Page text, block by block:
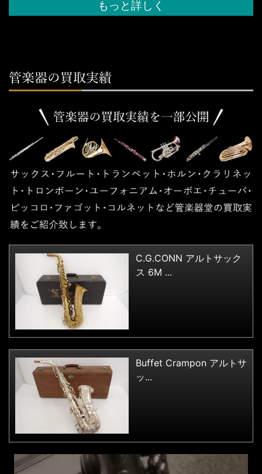
もっと詳しく
C.G.CONN アルトサック
ス 6M ...
Buffet Crampon アルトサ
ッ...